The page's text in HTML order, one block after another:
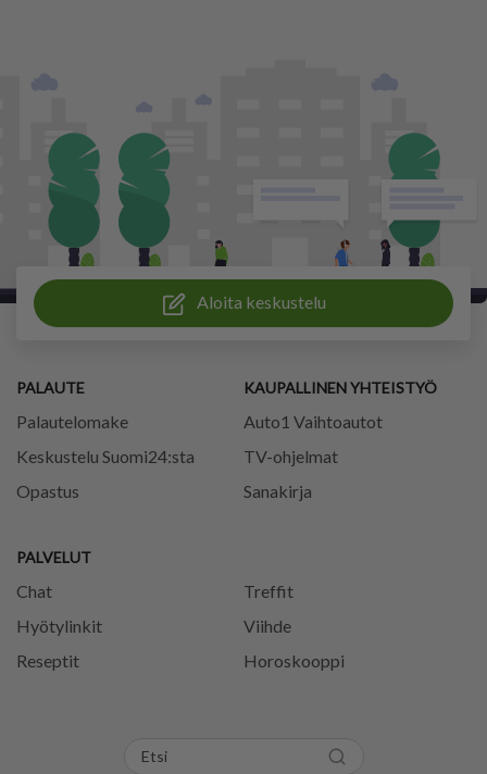
Aloita keskustelu
PALAUTE
Palautelomake
Keskustelu Suomi24:sta
Opastus
PALVELUT
Chat
Treffit
Hyötylinkit
Viihde
Reseptit
Horoskooppi
KAUPALLINEN YHTEISTYÖ
Auto1 Vaihtoautot
TV-ohjelmat
Sanakirja